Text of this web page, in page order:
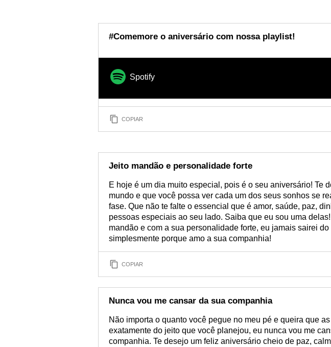
por instinto e, no final das contas, acabam
positivos do indivíduo que está fazendo
nem sempre são bem vistos mas que fazem parte
#Comemore o aniversário com nossa playlist!
Spotify
COPIAR
Jeito mandão e personalidade forte
E hoje é um dia muito especial, pois é o seu aniversário! Te
mundo e que você possa ver cada um dos seus sonhos se
fase. Que não te falte o essencial que é amor, saúde, paz,
pessoas especiais ao seu lado. Saiba que eu sou uma
mandão e com a sua personalidade forte, eu jamais sairei do
simplesmente porque amo a sua companhia!
COPIAR
Nunca vou me cansar da sua companhia
Não importa o quanto você pegue no meu pé e queira que
exatamente do jeito que você planejou, eu nunca vou me
companhia. Te desejo um feliz aniversário cheio de paz,